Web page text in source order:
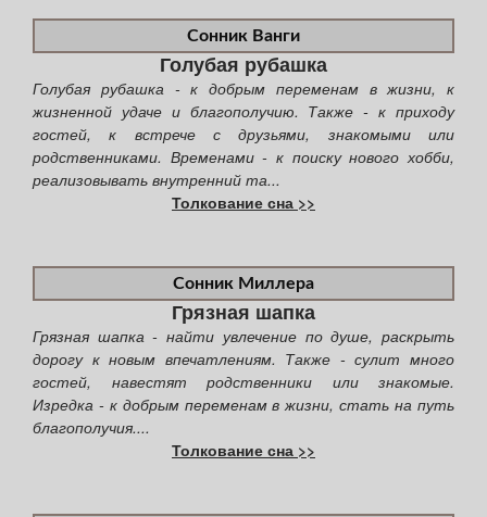
Сонник Ванги
Голубая рубашка
Голубая рубашка - к добрым переменам в жизни, к
жизненной удаче и благополучию. Также - к приходу
гостей, к встрече с друзьями, знакомыми или
родственниками. Временами - к поиску нового хобби,
реализовывать внутренний та...
Толкование сна >>
Сонник Миллера
Грязная шапка
Грязная шапка - найти увлечение по душе, раскрыть
дорогу к новым впечатлениям. Также - сулит много
гостей, навестят родственники или знакомые.
Изредка - к добрым переменам в жизни, стать на путь
благополучия....
Толкование сна >>